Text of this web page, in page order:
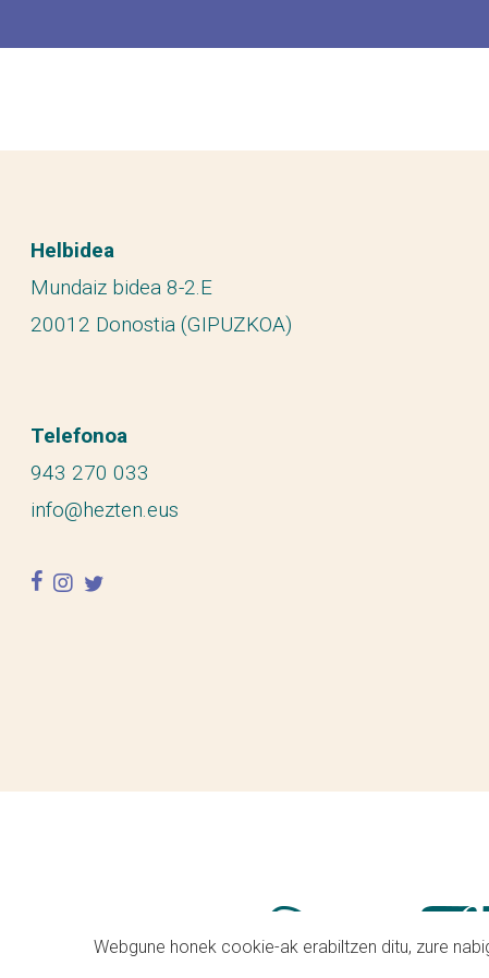
Helbidea
Mundaiz bidea 8-2.E
20012 Donostia (GIPUZKOA)
Telefonoa
943 270 033
info@hezten.eus
facebook
instagram
twitter
Webgune honek cookie-ak erabiltzen ditu, zure